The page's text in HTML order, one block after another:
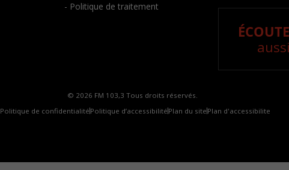
- Politique de traitement
© 2026 FM 103,3 Tous droits réservés.
Politique de confidentialité Politique d’accessibilité Plan du site Plan d'accessibilite